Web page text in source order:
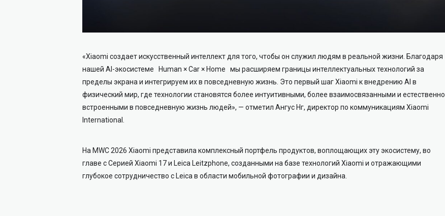
«Xiaomi создает искусственный интеллект для того, чтобы он служил людям в реальной жизни. Благодаря
нашей AI-экосистеме Human × Car × Home мы расширяем границы интеллектуальных технологий за
пределы экрана и интегрируем их в повседневную жизнь. Это первый шаг Xiaomi к внедрению AI в
физический мир, где технологии становятся более интуитивными, более взаимосвязанными и естественно
встроенными в повседневную жизнь людей», — отметил Ангус Нг, директор по коммуникациям Xiaomi
International.
На MWC 2026 Xiaomi представила комплексный портфель продуктов, воплощающих эту экосистему, во
главе с Серией Xiaomi 17 и Leica Leitzphone, созданными на базе технологий Xiaomi и отражающими
глубокое сотрудничество с Leica в области мобильной фотографии и дизайна.